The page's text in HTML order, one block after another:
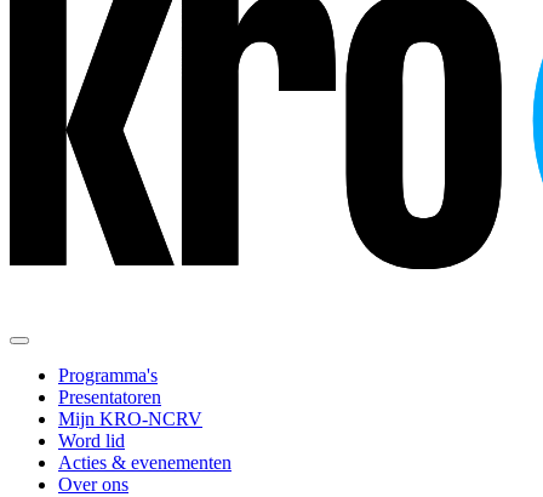
Programma's
Presentatoren
Mijn KRO-NCRV
Word lid
Acties & evenementen
Over ons